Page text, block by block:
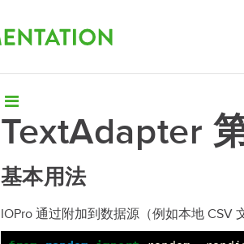
TextAdapter
基本用法
IOPro 通过附加到数据源（例如本地 CSV